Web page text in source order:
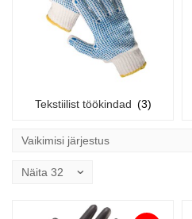
Tekstiilist töökindad (3)